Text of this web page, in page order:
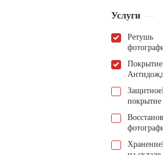
Услуги
Ретушь
Покрытие
Защитное
покрытие
Хранение